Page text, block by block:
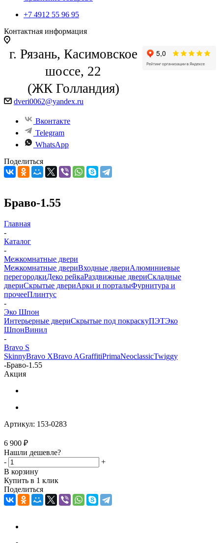
+7 4912 55 96 95
Контактная информация
г. Рязань, Касимовское
шоссе, 22
(ЖК Голландия)
dveri0062@yandex.ru
Вконтакте
Telegram
WhatsApp
Поделиться
Браво-1.55
Главная
-
Каталог
-
Межкомнатные двери
Межкомнатные двериВходные двериАлюминиевые
перегородкиДеко рейкаРаздвижные двериСкладные
двериСкрытые двериАрки и порталыФурнитура и
прочееПлинтус
-
Эко Шпон
Интерьерные двериСкрытые под покраскуПЭТЭко
ШпонВинил
-
Bravo S
SkinnyBravo XBravo AGraffitiPrimaNeoclassicTwiggy
-Браво-1.55
Акция
Артикул: 153-0283
6 900 ₽
Нашли дешевле?
-
+
В корзину
Купить в 1 клик
Поделиться